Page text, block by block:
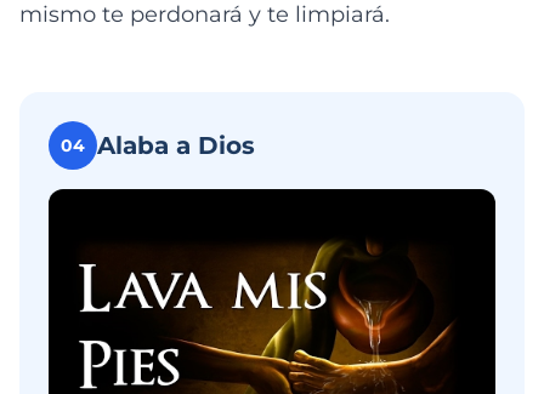
mismo te perdonará y te limpiará.
04 Alaba a Dios